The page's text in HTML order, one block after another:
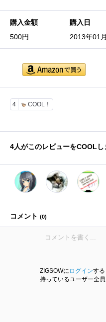
購入金額
500円
購入日
2013年01
4 COOL！
4人がこのレビューをCOOLし
コメント (0)
ZIGSOWに ログインす
持っているユーザー全員